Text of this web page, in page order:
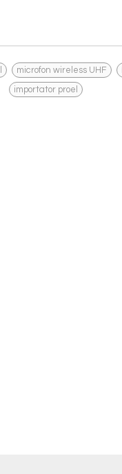
microfon wireless UHF
importator proel